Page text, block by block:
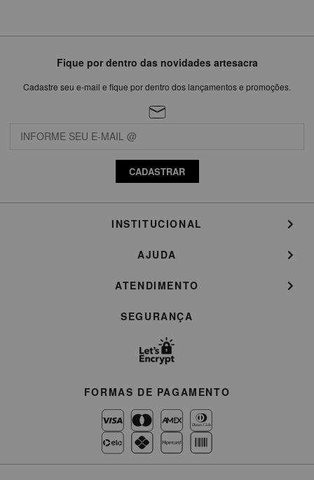
Fique por dentro das novidades artesacra
Cadastre seu e-mail e fique por dentro dos lançamentos e promoções.
CADASTRAR
INSTITUCIONAL
AJUDA
ATENDIMENTO
SEGURANÇA
FORMAS DE PAGAMENTO